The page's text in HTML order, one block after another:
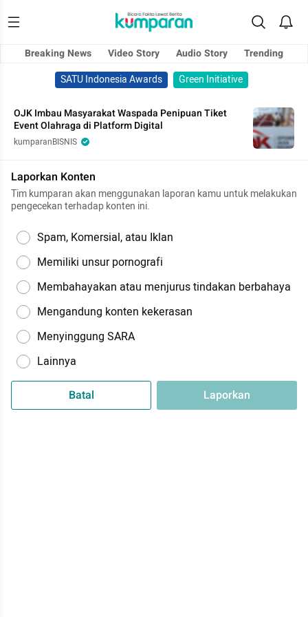
Breaking News Video Story Audio Story
Trending
SATU Indonesia Awards
Green Initiative
OJK Imbau Masyarakat Waspada Penipuan Tiket
Event Olahraga di Platform Digital
kumparanBISNIS
Laporkan Konten
Tim kumparan akan menggunakan laporan kamu untuk melakukan
pengecekan terhadap konten ini.
Spam, Komersial, atau Iklan
Memiliki unsur pornografi
Membahayakan atau menjurus tindakan berbahaya
Mengandung konten kekerasan
Menyinggung SARA
Lainnya
Batal Laporkan